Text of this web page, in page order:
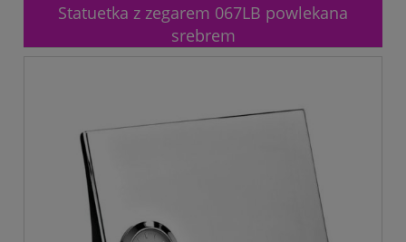
Statuetka z zegarem 067LB powlekana
srebrem